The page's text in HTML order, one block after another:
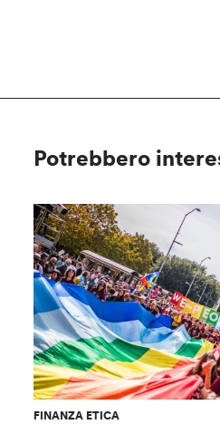
Potrebbero
FINANZA ETICA